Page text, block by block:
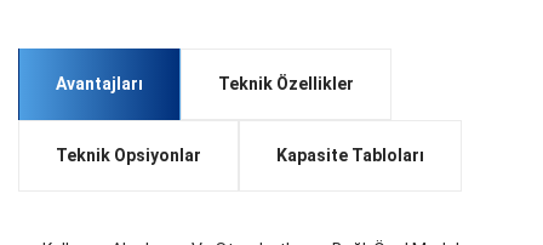
Avantajları Teknik Özellikler
Teknik Opsiyonlar Kapasite Tabloları